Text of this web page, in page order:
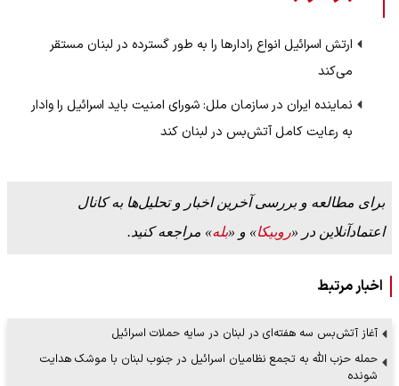
ارتش اسرائیل انواع رادارها را به طور گسترده در لبنان مستقر
می‌کند
نماینده ایران در سازمان ملل: شورای امنیت باید اسرائیل را وادار
به رعایت کامل آتش‌بس در لبنان کند
برای مطالعه و بررسی آخرین اخبار و تحلیل‌ها به کانال
اعتمادآنلاین در «روبیکا» و «بله» مراجعه کنید.
اخبار مرتبط
آغاز آتش‌بس سه هفته‌ای در لبنان در سایه حملات اسرائیل
حمله حزب الله به تجمع نظامیان اسرائیل در جنوب لبنان با موشک هدایت
شونده